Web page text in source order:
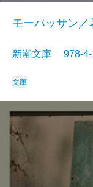
モーパッサン／
新潮文庫 978-
文庫